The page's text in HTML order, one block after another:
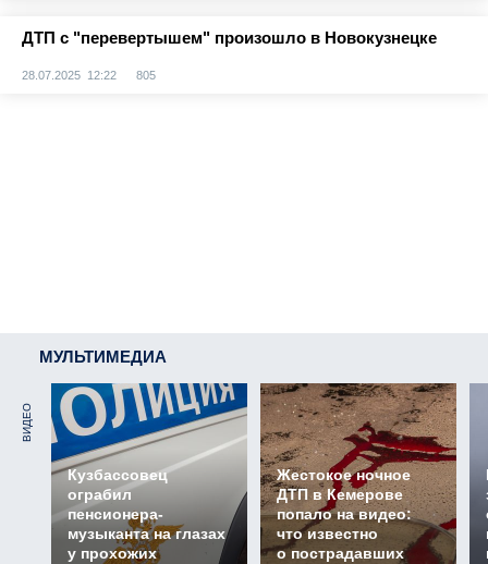
ДТП с "перевертышем" произошло в Новокузнецке
28.07.2025 12:22 805
МУЛЬТИМЕДИА
ВИДЕО
Кузбассовец
ограбил
пенсионера-
музыканта на глазах
у прохожих
Жестокое ночное
ДТП в Кемерове
попало на видео:
что известно
о пострадавших